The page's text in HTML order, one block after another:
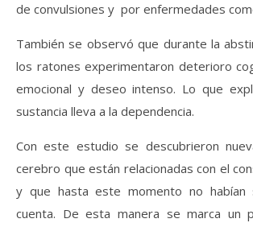
de convulsiones y por enfermedades
También se observó que durante la
los ratones experimentaron deterioro
emocional y deseo intenso. Lo que
sustancia lleva a la dependencia.
Con este estudio se descubrieron
cerebro que están relacionadas con el
y que hasta este momento no habían
cuenta. De esta manera se marca un